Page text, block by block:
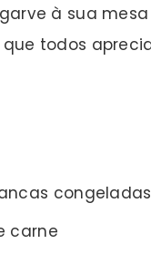
à sua
todos
congeladas
carne